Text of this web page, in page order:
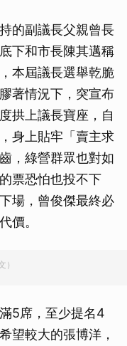
的副議長父親曾長
下和市長陳其邁稱
本屆議長選舉乾脆
著情況下，突宣布
拱上議長寶座，自
身上貼牢「賣主求
，綠營群眾也對如
票恐怕也投不下
場，曾俊傑最終必
價。
5席，至少提名4
望較大的張博洋，